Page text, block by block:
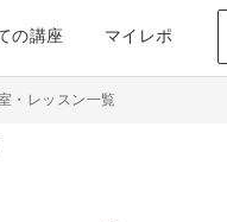
の講座 マイレポ
・レッスン一覧